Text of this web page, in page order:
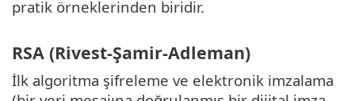
pratik örneklerinden biridir.
RSA (Rivest-Şamir-Adleman)
İlk algoritma şifreleme ve elektronik imzalama